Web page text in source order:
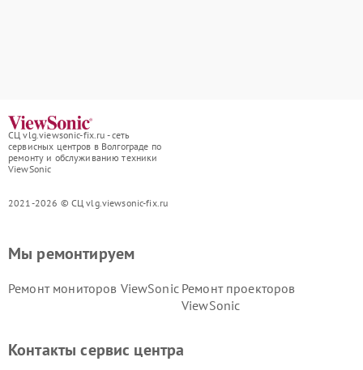
СЦ vlg.viewsonic-fix.ru - сеть
сервисных центров в Волгограде по
ремонту и обслуживанию техники
ViewSonic
2021-2026 © СЦ vlg.viewsonic-fix.ru
Мы ремонтируем
Ремонт мониторов ViewSonic Ремонт проекторов
ViewSonic
Контакты сервис центра